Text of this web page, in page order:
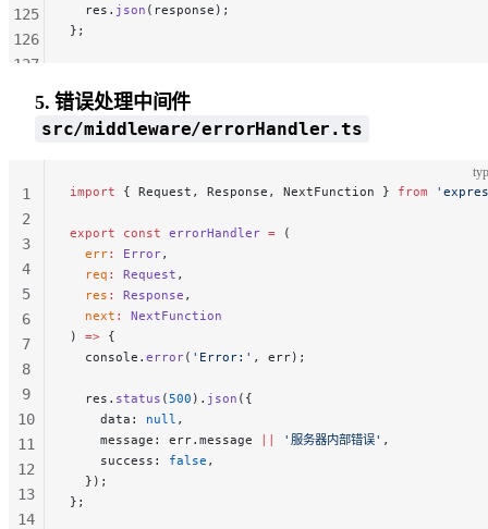
  res.
json (response);
};
125
126
127
129
132
133
134
135
136
137
138
139
140
141
142
143
144
145
5. 错误处理中间件
src/middleware/errorHandler.ts
import { Request, Response, NextFunction } from
export const errorHandler = (
  err
: Error,
  req
: Request ,
  res
: Response ,
  next
:
NextFunction
) => {
  console.
error( 'Error:' , err);
  res.
status ( 500 ). json ({
    data:
null ,
    message: err.message
|| '服务器内部错误' ,
    success:
false ,
  });
};
1
2
3
4
5
6
7
8
9
10
11
12
13
14